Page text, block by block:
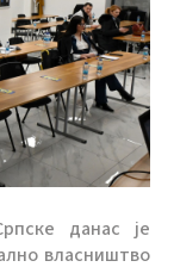
данас је
власништво